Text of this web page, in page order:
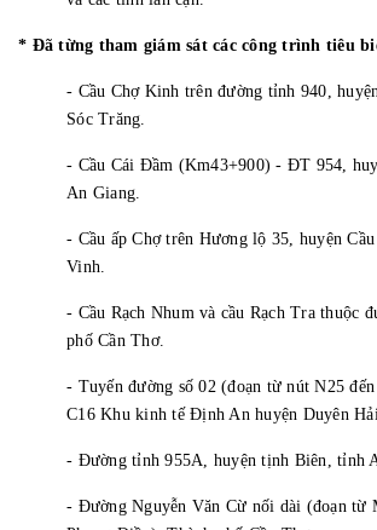
* Đã từng tham giám sát các công trình tiêu
- Cầu Chợ Kinh trên đường tỉnh 940,
Sóc Trăng.
- Cầu Cái Đầm (Km43+900) - ĐT 954,
An Giang.
- Cầu ấp Chợ trên Hương lộ 35, huyện
Vinh.
- Cầu Rạch Nhum và cầu Rạch Tra thuộc
phố Cần Thơ.
- Tuyến đường số 02 (đoạn từ nút N25
C16 Khu kinh tế Định An huyện Duyên
- Đường tỉnh 955A, huyện tịnh Biên, tỉnh
- Đường Nguyễn Văn Cừ nối dài (đoạn từ